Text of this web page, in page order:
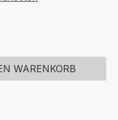
WARENKORB